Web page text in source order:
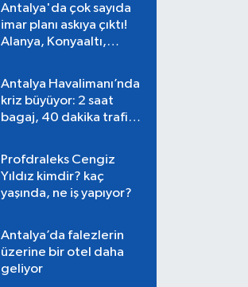
Antalya'da çok sayıda
imar planı askıya çıktı!
Alanya, Konyaaltı,
Antalya Havalimanı’nda
kriz büyüyor: 2 saat
bagaj, 40 dakika trafik,
Profdraleks Cengiz
Yıldız kimdir? kaç
yaşında, ne iş yapıyor?
Antalya’da falezlerin
üzerine bir otel daha
geliyor